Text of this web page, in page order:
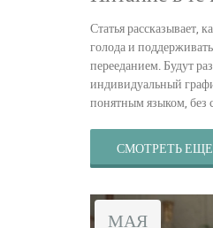
Статья рассказывает,
голода и
перееданием. Будут
индивидуальный
понятным языком, без
СМОТРЕТЬ ЕЩЕ
МАЯ